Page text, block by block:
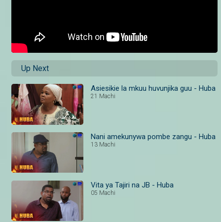
Up Next
Asiesikie la mkuu huvunjika guu - Huba
21 Machi
Nani amekunywa pombe zangu - Huba
13 Machi
Vita ya Tajiri na JB - Huba
05 Machi